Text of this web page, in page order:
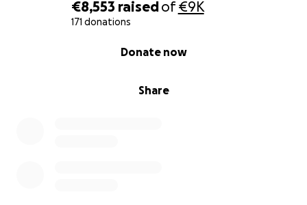
€8,553 raisedof€9K
171 donations
Share
Donate now